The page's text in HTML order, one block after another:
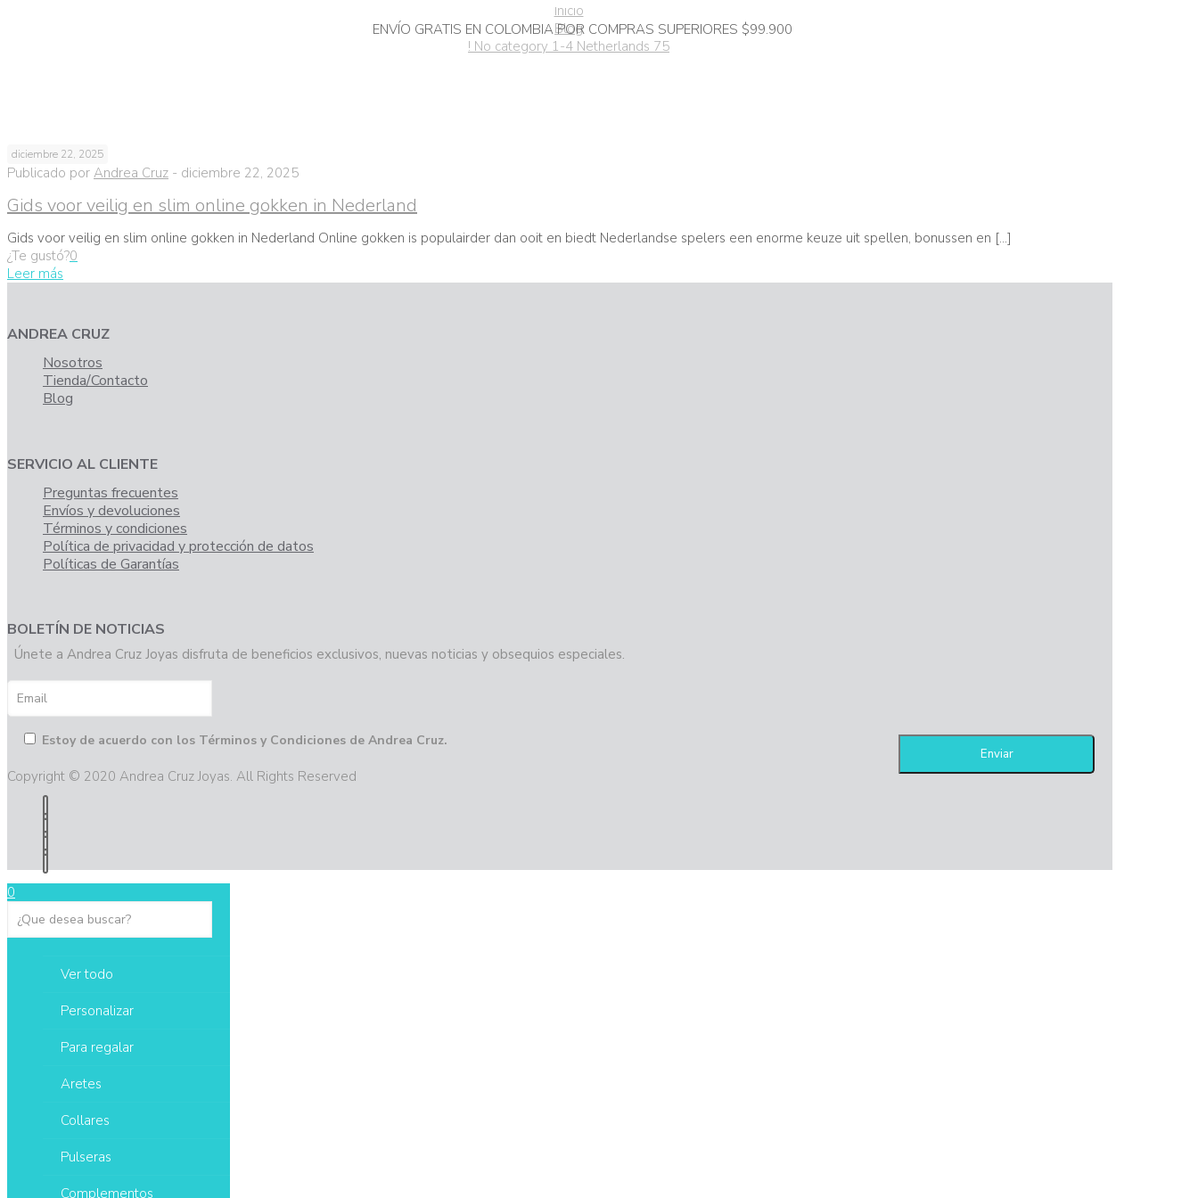
ENVÍO GRATIS EN COLOMBIA POR COMPRAS SUPERIORES $99.900
Inicio
Blog
! No category 1-4 Netherlands 75
diciembre 22, 2025
Publicado por Andrea Cruz - diciembre 22, 2025
Gids voor veilig en slim online gokken in Nederland
Gids voor veilig en slim online gokken in Nederland Online gokken is populairder dan ooit en biedt Nederlandse spelers een enorme keuze uit spellen, bonussen en […]
¿Te gustó?0
Leer más
ANDREA CRUZ
Nosotros
Tienda/Contacto
Blog
SERVICIO AL CLIENTE
Preguntas frecuentes
Envíos y devoluciones
Términos y condiciones
Política de privacidad y protección de datos
Políticas de Garantías
BOLETÍN DE NOTICIAS
Únete a Andrea Cruz Joyas disfruta de beneficios exclusivos, nuevas noticias y obsequios especiales.
Estoy de acuerdo con los Términos y Condiciones de Andrea Cruz.
Copyright © 2020 Andrea Cruz Joyas. All Rights Reserved
0
Ver todo
Personalizar
Para regalar
Aretes
Collares
Pulseras
Complementos